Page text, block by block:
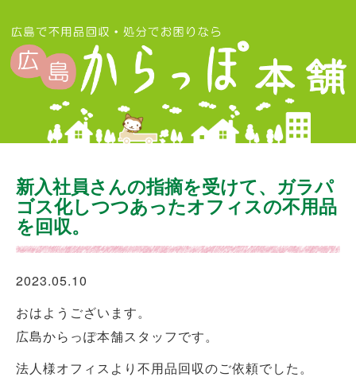
新入社員さんの指摘を受けて、ガラパ
ゴス化しつつあったオフィスの不用品
を回収。
2023.05.10
おはようございます。
広島からっぽ本舗スタッフです。
法人様オフィスより不用品回収のご依頼でした。